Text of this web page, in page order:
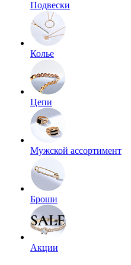
Подвески
Колье
Цепи
Мужской ассортимент
Броши
Акции